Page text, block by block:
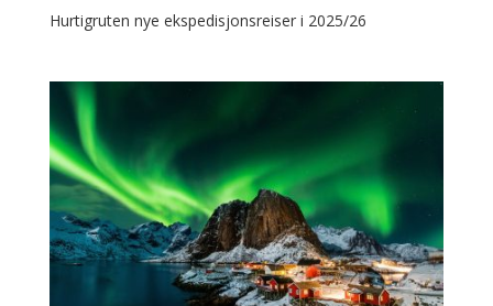
Hurtigruten nye ekspedisjonsreiser i 2025/26